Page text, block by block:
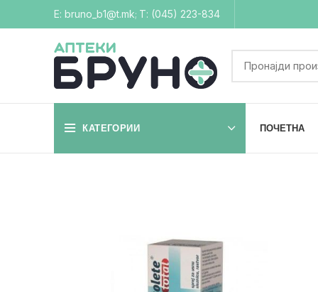
Е: bruno_b1@t.mk; Т: (045) 223-834
КАТЕГОРИИ ПОЧЕТНА